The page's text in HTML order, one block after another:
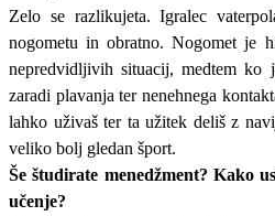
Zelo se razlikujeta. Igralec
nogometu in obratno. Nogomet je
nepredvidljivih situacij, medtem ko
zaradi plavanja ter nenehnega
lahko uživaš ter ta užitek deliš z
veliko bolj gledan šport.
Še študirate menedžment? Kako
učenje?